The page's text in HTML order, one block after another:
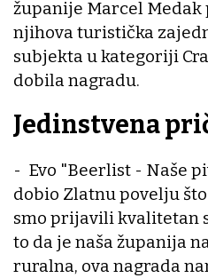
županije Marcel Medak
njihova turistička
subjekta u kategoriji
dobila nagradu.
Jedinstvena
- Evo "Beerlist - Naše
dobio Zlatnu povelju
smo prijavili kvalitetan
to da je naša županija
ruralna, ova nagrada